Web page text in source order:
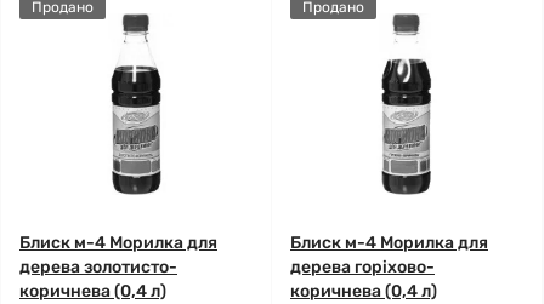
Продано
Блиск м-4 Морилка для
дерева золотисто-
коричнева (0,4 л)
Продано
Блиск м-4 Морилка для
дерева горіхово-
коричнева (0,4 л)